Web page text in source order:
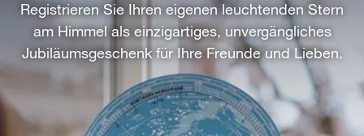
Registrieren Sie Ihren eigenen leuchtenden Stern
am Himmel als einzigartiges, unvergängliches
Jubiläumsgeschenk für Ihre Freunde und Lieben.